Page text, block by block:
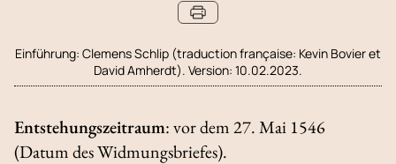
Einführung: Clemens Schlip (traduction française: Kevin Bovier et
David Amherdt). Version: 10.02.2023.
Entstehungszeitraum: vor dem 27. Mai 1546
(Datum des Widmungsbriefes).